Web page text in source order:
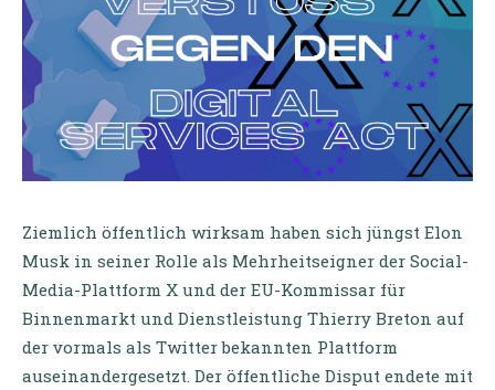
Ziemlich öffentlich wirksam haben sich jüngst Elon
Musk in seiner Rolle als Mehrheitseigner der Social-
Media-Plattform X und der EU-Kommissar für
Binnenmarkt und Dienstleistung Thierry Breton auf
der vormals als Twitter bekannten Plattform
auseinandergesetzt. Der öffentliche Disput endete mit